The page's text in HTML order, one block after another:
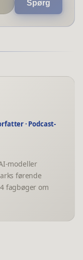
Spørg
· Podcast-
modeller
førende
fagbøger om